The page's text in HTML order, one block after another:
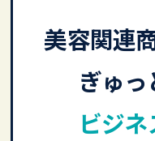
美容関連
ぎゅ
ビジ